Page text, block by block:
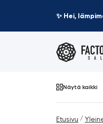
✨ Hei,
Näytä kaikki
Etusivu /